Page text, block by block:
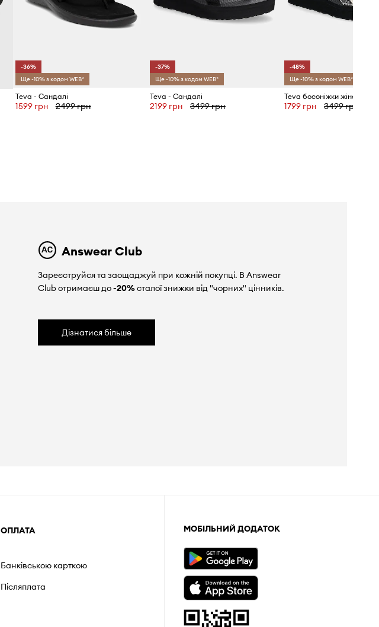
-36%
Ще -10% з кодом WEB*
Teva - Сандалі
1599 грн 2499 грн
-37%
Ще -10% з кодом WEB*
Teva - Сандалі
2199 грн 3499 грн
-48%
Ще -10% з кодом WEB*
1799 грн 3499 грн
Answear Club
Зареєструйся та заощаджуй при кожній покупці. В Answear
Club отримаєш до-20%сталої знижки від "чорних" цінників.
Дізнатися більше
ОПЛАТА
Банківською карткою
Післяплата
МОБІЛЬНИЙ ДОДАТОК